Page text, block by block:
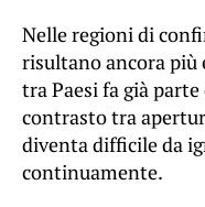
Nelle regioni di
risultano ancora
tra Paesi fa già
contrasto tra
diventa difficile da
continuamente.